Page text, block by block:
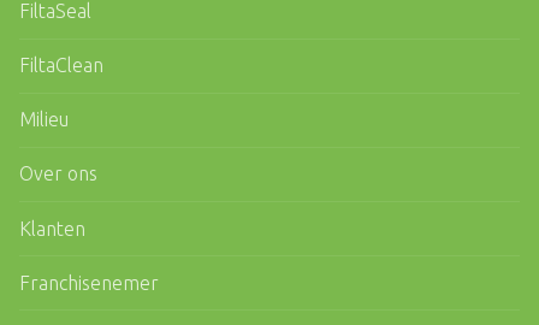
FiltaSeal
FiltaClean
Milieu
Over ons
Klanten
Franchisenemer